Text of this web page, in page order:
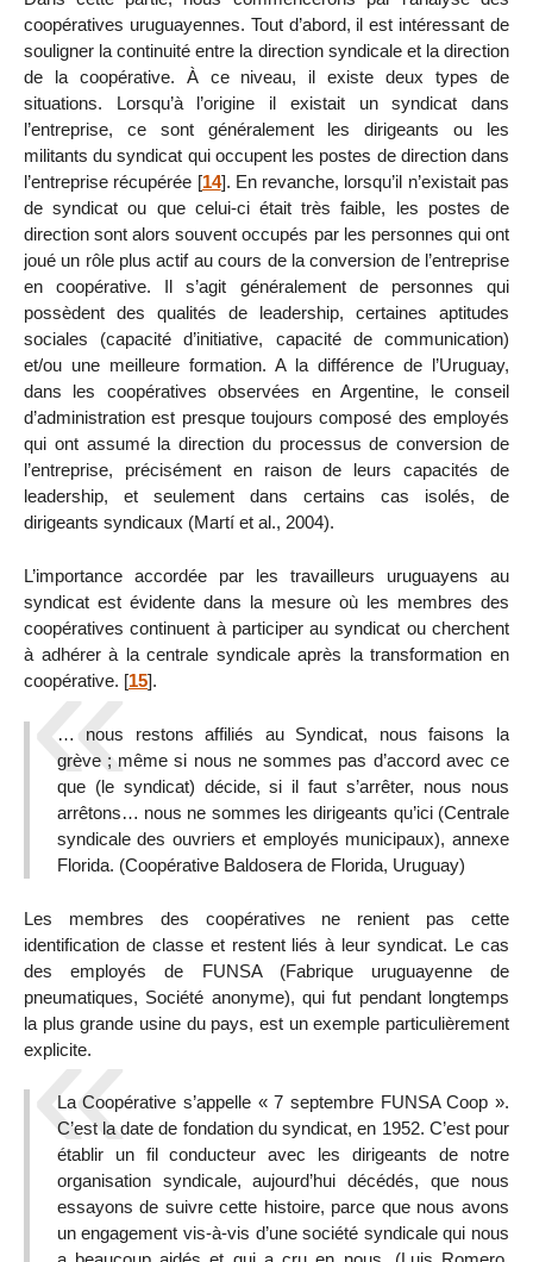
coopératives uruguayennes. Tout d’abord, il est intéressant de
souligner la continuité entre la direction syndicale et la direction
de la coopérative. À ce niveau, il existe deux types de
situations. Lorsqu’à l’origine il existait un syndicat dans
l’entreprise, ce sont généralement les dirigeants ou les
militants du syndicat qui occupent les postes de direction dans
l’entreprise récupérée [14]. En revanche, lorsqu’il n’existait pas
de syndicat ou que celui-ci était très faible, les postes de
direction sont alors souvent occupés par les personnes qui ont
joué un rôle plus actif au cours de la conversion de l’entreprise
en coopérative. Il s’agit généralement de personnes qui
possèdent des qualités de leadership, certaines aptitudes
sociales (capacité d’initiative, capacité de communication)
et/ou une meilleure formation. A la différence de l’Uruguay,
dans les coopératives observées en Argentine, le conseil
d’administration est presque toujours composé des employés
qui ont assumé la direction du processus de conversion de
l’entreprise, précisément en raison de leurs capacités de
leadership, et seulement dans certains cas isolés, de
dirigeants syndicaux (Martí et al., 2004).
L’importance accordée par les travailleurs uruguayens au
syndicat est évidente dans la mesure où les membres des
coopératives continuent à participer au syndicat ou cherchent
à adhérer à la centrale syndicale après la transformation en
coopérative. [15].
… nous restons affiliés au Syndicat, nous faisons la
grève ; même si nous ne sommes pas d’accord avec ce
que (le syndicat) décide, si il faut s’arrêter, nous nous
arrêtons… nous ne sommes les dirigeants qu’ici (Centrale
syndicale des ouvriers et employés municipaux), annexe
Florida. (Coopérative Baldosera de Florida, Uruguay)
Les membres des coopératives ne renient pas cette
identification de classe et restent liés à leur syndicat. Le cas
des employés de FUNSA (Fabrique uruguayenne de
pneumatiques, Société anonyme), qui fut pendant longtemps
la plus grande usine du pays, est un exemple particulièrement
explicite.
La Coopérative s’appelle « 7 septembre FUNSA Coop ».
C’est la date de fondation du syndicat, en 1952. C’est pour
établir un fil conducteur avec les dirigeants de notre
organisation syndicale, aujourd’hui décédés, que nous
essayons de suivre cette histoire, parce que nous avons
un engagement vis-à-vis d’une société syndicale qui nous